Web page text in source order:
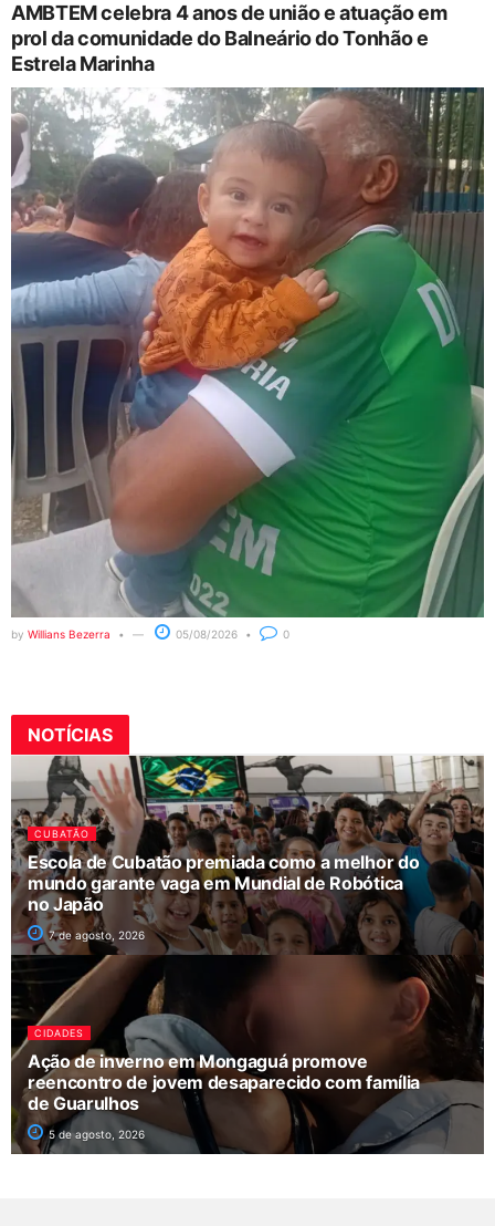
AMBTEM celebra 4 anos de união e atuação em
prol da comunidade do Balneário do Tonhão e
Estrela Marinha
by Willians Bezerra 05/08/2026 0
NOTÍCIAS
CUBATÃO
Escola de Cubatão premiada como a melhor do
mundo garante vaga em Mundial de Robótica
no Japão
7 de agosto, 2026
CIDADES
Ação de inverno em Mongaguá promove
reencontro de jovem desaparecido com família
de Guarulhos
5 de agosto, 2026